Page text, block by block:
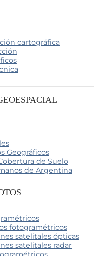
cartográfica
Geográficos
de Suelo
de Argentina
fotogramétricos
satelitales ópticas
satelitales radar